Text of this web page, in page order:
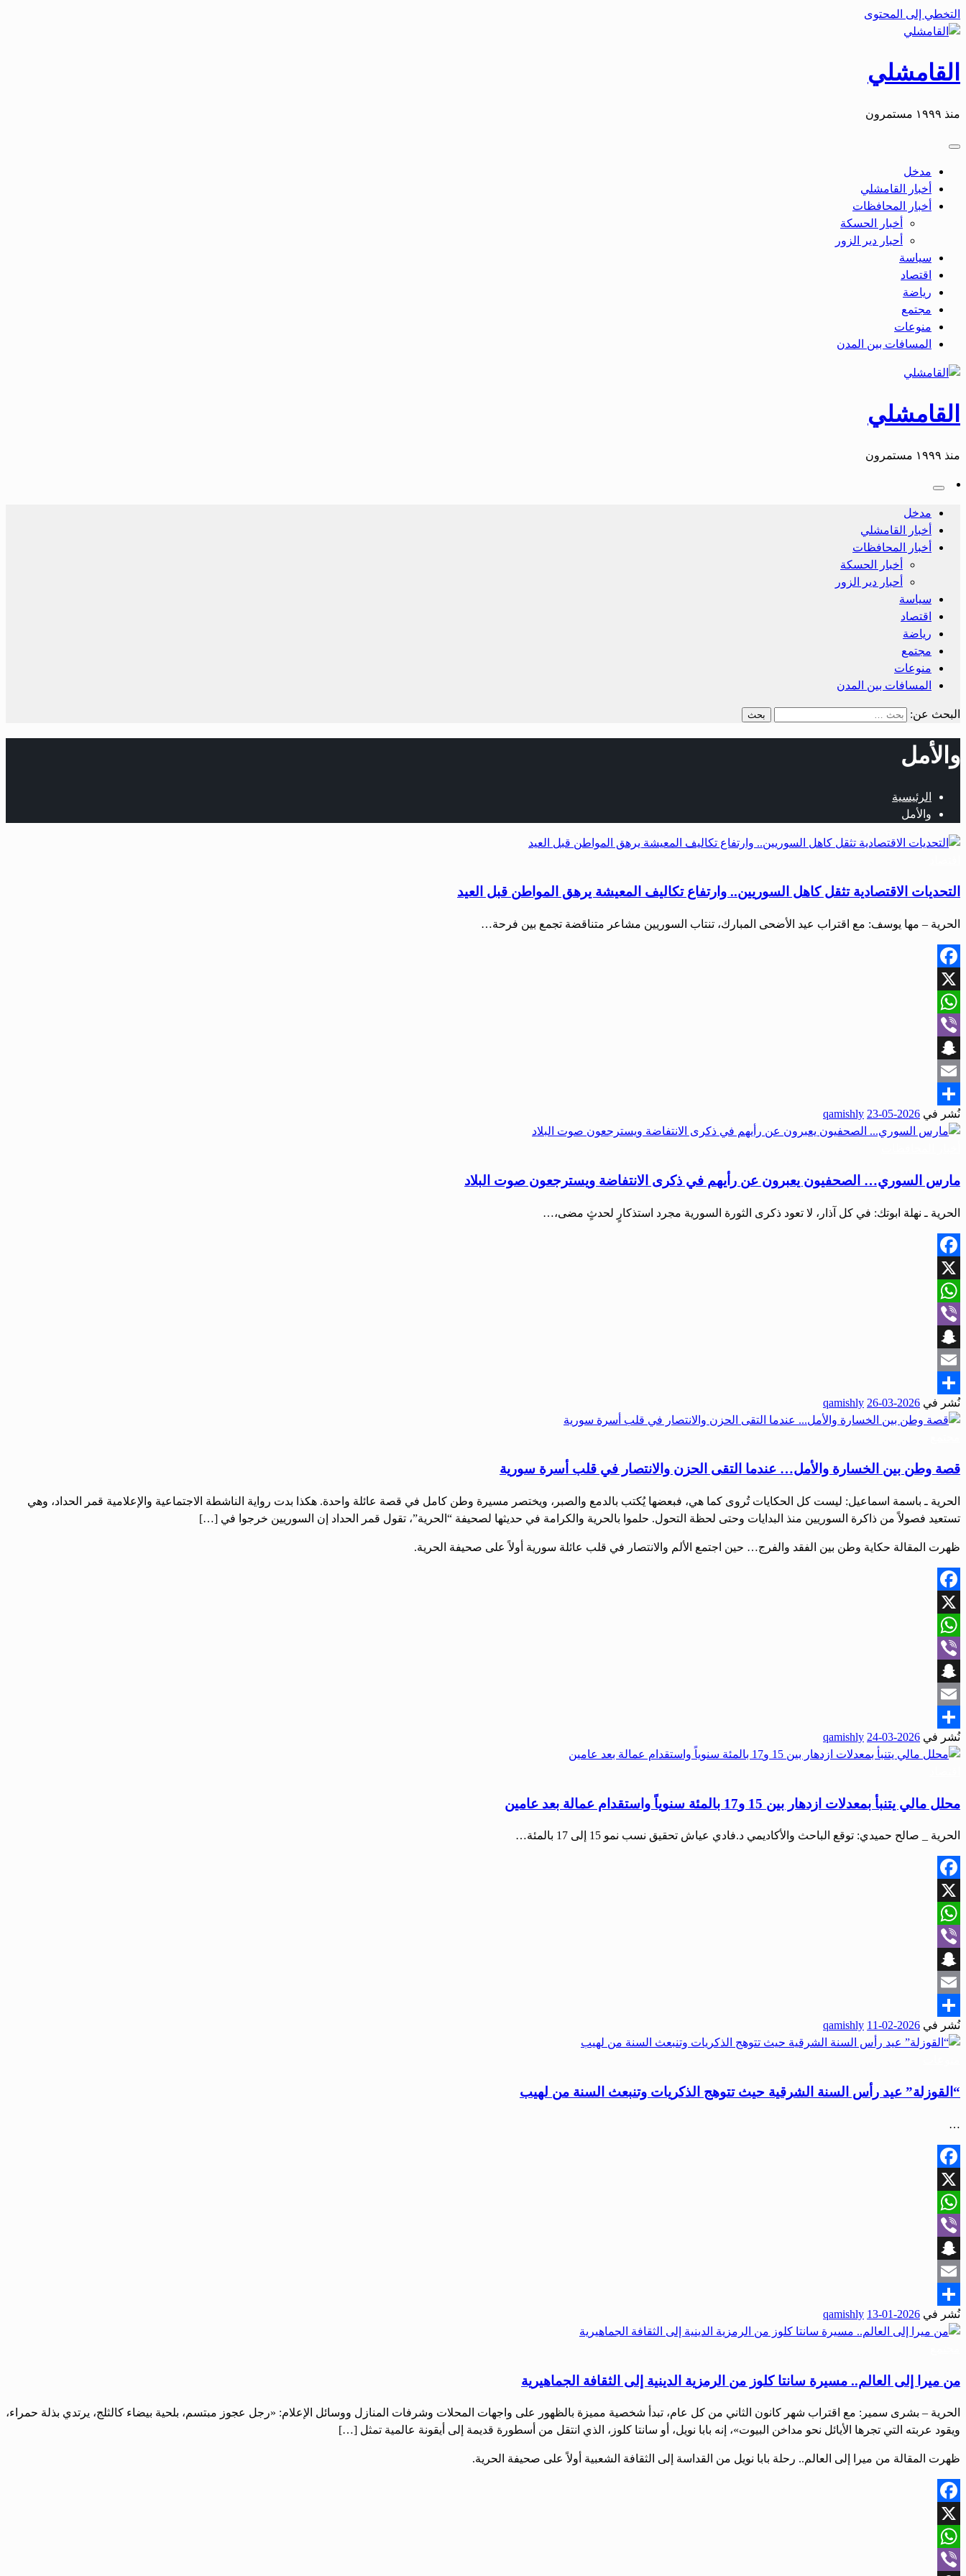
التخطي إلى المحتوى
القامشلي
منذ ١٩٩٩ مستمرون
مدخل
أخبار القامشلي
أخبار المحافظات
أخبار الحسكة
أحبار دير الزور
سياسة
اقتصاد
رياضة
مجتمع
منوعات
المسافات بين المدن
القامشلي
منذ ١٩٩٩ مستمرون
مدخل
أخبار القامشلي
أخبار المحافظات
أخبار الحسكة
أحبار دير الزور
سياسة
اقتصاد
رياضة
مجتمع
منوعات
المسافات بين المدن
البحث عن:
والأمل
الرئيسية
والأمل
التحديات الاقتصادية تثقل كاهل السوريين.. وارتفاع تكاليف المعيشة يرهق المواطن قبل العيد
الحرية – مها يوسف: مع اقتراب عيد الأضحى المبارك، تنتاب السوريين مشاعر متناقضة تجمع بين فرحة…
Facebook
X
WhatsApp
Viber
Snapchat
Email
Share
نُشر في 2026-05-23
qamishly
مارس السوري… الصحفيون يعبرون عن رأيهم في ذكرى الانتفاضة ويسترجعون صوت البلاد
الحرية ـ نهلة ابوتك: في كل آذار، لا تعود ذكرى الثورة السورية مجرد استذكارٍ لحدثٍ مضى،…
Facebook
X
WhatsApp
Viber
Snapchat
Email
Share
نُشر في 2026-03-26
qamishly
قصة وطن بين الخسارة والأمل… عندما التقى الحزن والانتصار في قلب أسرة سورية
الحرية ـ باسمة اسماعيل: ليست كل الحكايات تُروى كما هي، فبعضها يُكتب بالدمع والصبر، ويختصر مسيرة وطن كامل في قصة عائلة واحدة. هكذا بدت رواية الناشطة الاجتماعية والإعلامية قمر الحداد، وهي
تستعيد فصولاً من ذاكرة السوريين منذ البدايات وحتى لحظة التحول. حلموا بالحرية والكرامة في حديثها لصحيفة “الحرية”، تقول قمر الحداد إن السوريين خرجوا في […]
ظهرت المقالة حكاية وطن بين الفقد والفرج… حين اجتمع الألم والانتصار في قلب عائلة سورية أولاً على صحيفة الحرية.
Facebook
X
WhatsApp
Viber
Snapchat
Email
Share
نُشر في 2026-03-24
qamishly
محلل مالي يتنبأ بمعدلات ازدهار بين 15 و17 بالمئة سنوياً واستقدام عمالة بعد عامين
الحرية _ صالح حميدي: توقع الباحث والأكاديمي د.فادي عياش تحقيق نسب نمو 15 إلى 17 بالمئة…
Facebook
X
WhatsApp
Viber
Snapchat
Email
Share
نُشر في 2026-02-11
qamishly
“القوزلة” عيد رأس السنة الشرقية حيث تتوهج الذكريات وتنبعث السنة من لهيب
…
Facebook
X
WhatsApp
Viber
Snapchat
Email
Share
نُشر في 2026-01-13
qamishly
من ميرا إلى العالم.. مسيرة سانتا كلوز من الرمزية الدينية إلى الثقافة الجماهيرية
الحرية – بشرى سمير: مع اقتراب شهر كانون الثاني من كل عام، تبدأ شخصية مميزة بالظهور على واجهات المحلات وشرفات المنازل ووسائل الإعلام: «رجل عجوز مبتسم، بلحية بيضاء كالثلج، يرتدي بذلة حمراء،
ويقود عربته التي تجرها الأيائل نحو مداخن البيوت»، إنه بابا نويل، أو سانتا كلوز، الذي انتقل من أسطورة قديمة إلى أيقونة عالمية تمثل […]
ظهرت المقالة من ميرا إلى العالم.. رحلة بابا نويل من القداسة إلى الثقافة الشعبية أولاً على صحيفة الحرية.
Facebook
X
WhatsApp